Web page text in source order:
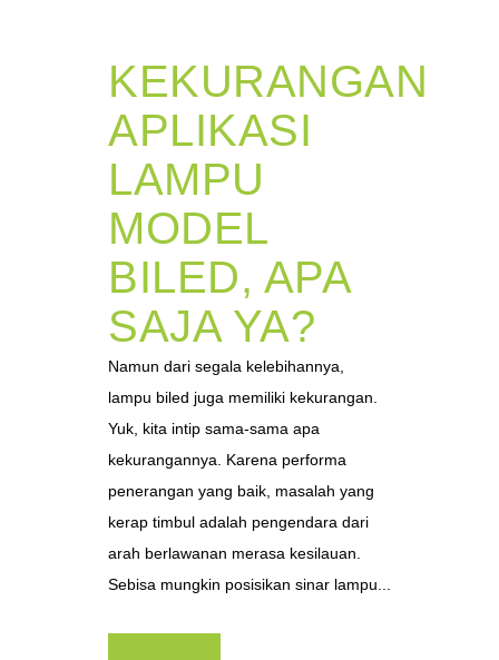
KEKURANGAN
APLIKASI
LAMPU
MODEL
BILED, APA
SAJA YA?
Namun dari segala kelebihannya,
lampu biled juga memiliki kekurangan.
Yuk, kita intip sama-sama apa
kekurangannya. Karena performa
penerangan yang baik, masalah yang
kerap timbul adalah pengendara dari
arah berlawanan merasa kesilauan.
Sebisa mungkin posisikan sinar lampu...